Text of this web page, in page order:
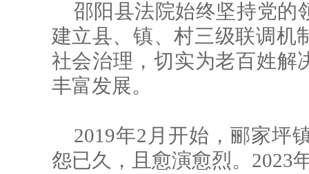
邵阳县法院始终坚持党的
建立县、镇、村三级联调机
社会治理，切实为老百姓解
丰富发展。
2019年2月开始，郦家坪
怨已久，且愈演愈烈。2023